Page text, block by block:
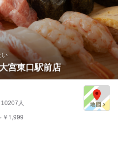
い
宮東口駅前店
10207 人
￥1,999